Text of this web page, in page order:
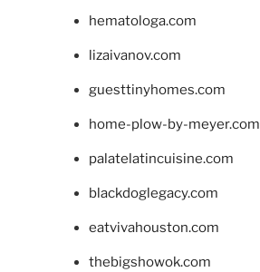
hematologa.com
lizaivanov.com
guesttinyhomes.com
home-plow-by-meyer.com
palatelatincuisine.com
blackdoglegacy.com
eatvivahouston.com
thebigshowok.com